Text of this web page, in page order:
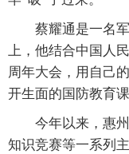
蔡耀通是一名军
上，他结合中国人
周年大会，用自己
开生面的国防教育课
今年以来，惠州
知识竞赛等一系列